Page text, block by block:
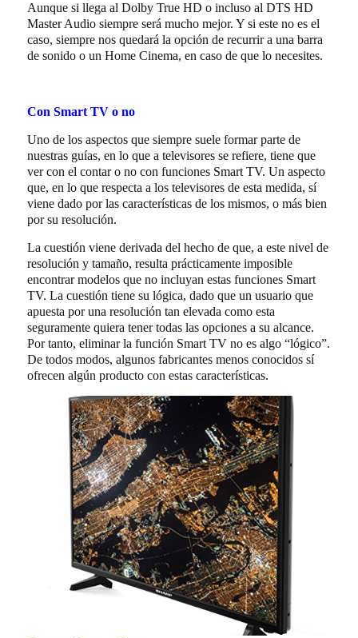
Aunque si llega al Dolby True HD o incluso al DTS HD
Master Audio siempre será mucho mejor. Y si este no es el
caso, siempre nos quedará la opción de recurrir a una barra
de sonido o un Home Cinema, en caso de que lo necesites.
Con Smart TV o no
Uno de los aspectos que siempre suele formar parte de
nuestras guías, en lo que a televisores se refiere, tiene que
ver con el contar o no con funciones Smart TV. Un aspecto
que, en lo que respecta a los televisores de esta medida, sí
viene dado por las características de los mismos, o más bien
por su resolución.
La cuestión viene derivada del hecho de que, a este nivel de
resolución y tamaño, resulta prácticamente imposible
encontrar modelos que no incluyan estas funciones Smart
TV. La cuestión tiene su lógica, dado que un usuario que
apuesta por una resolución tan elevada como esta
seguramente quiera tener todas las opciones a su alcance.
Por tanto, eliminar la función Smart TV no es algo “lógico”.
De todos modos, algunos fabricantes menos conocidos sí
ofrecen algún producto con estas características.